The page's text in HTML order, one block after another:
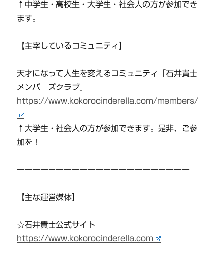
↑中学生・高校生・大学生・社会人の方が参加でき
ます。
【主宰しているコミュニティ】
天才になって人生を変えるコミュニティ「石井貴士
メンバーズクラブ」
https://www.kokorocinderella.com/members/
↑大学生・社会人の方が参加できます。是非、ご参
加を！
ーーーーーーーーーーーーーーーーーーーーーー
【主な運営媒体】
☆石井貴士公式サイト
https://www.kokorocinderella.com